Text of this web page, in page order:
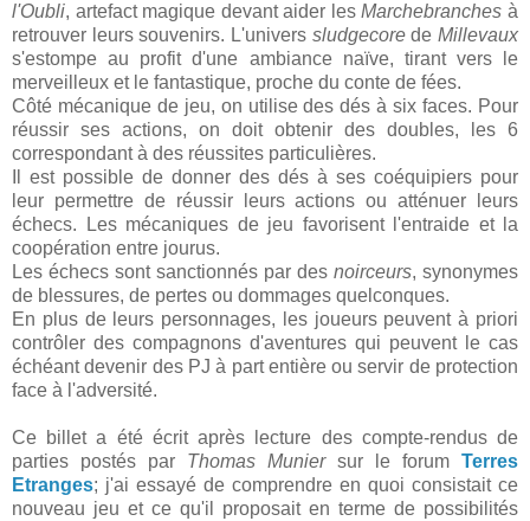
l'Oubli, artefact magique devant aider lesMarchebranchesà
retrouver leurs souvenirs. L'univers sludgecoredeMillevaux
s'estompe au profit d'une ambiance naïve, tirant vers le
merveilleux et le fantastique, proche du conte de fées.
Côté mécanique de jeu, on utilise des dés à six faces. Pour
réussir ses actions, on doit obtenir des doubles, les 6
correspondant à des réussites particulières.
Il est possible de donner des dés à ses coéquipiers pour
leur permettre de réussir leurs actions ou atténuer leurs
échecs. Les mécaniques de jeu favorisent l'entraide et la
coopération entre jourus.
Les échecs sont sanctionnés par des noirceurs, synonymes
de blessures, de pertes ou dommages quelconques.
En plus de leurs personnages, les joueurs peuvent à priori
contrôler des compagnons d'aventures qui peuvent le cas
échéant devenir des PJ à part entière ou servir de protection
face à l'adversité.
Ce billet a été écrit après lecture des compte-rendus de
parties postés par Thomas Muniersur le forum Terres
Etranges; j'ai essayé de comprendre en quoi consistait ce
nouveau jeu et ce qu'il proposait en terme de possibilités